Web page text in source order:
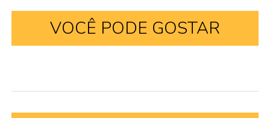
VOCÊ PODE GOSTAR